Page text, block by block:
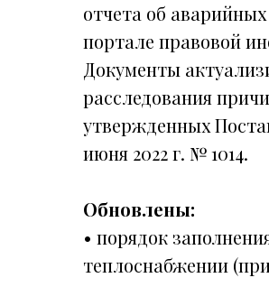
отчета об
портале правовой
Документы
расследования
утвержденных
июня 2022 г. № 1014.
Обновлены:
• порядок
теплоснабжении